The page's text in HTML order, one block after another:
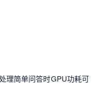
理简单问答时GPU功耗可